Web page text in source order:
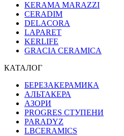
KERAMA MARAZZI
CERADIM
DELACORA
LAPARET
KERLIFE
GRACIA CERAMICA
КАТАЛОГ
БЕРЕЗАКЕРАМИКА
АЛЬТАКЕРА
АЗОРИ
PROGRES СТУПЕНИ
PARADYZ
LBCERAMICS